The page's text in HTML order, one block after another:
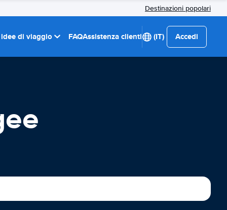
Destinazioni popolari
di viaggio FAQAssistenza clienti (IT) Accedi